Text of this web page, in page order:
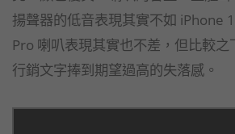
揚聲器的低音表現其實不如 iPhone
Pro 喇叭表現其實也不差，但比較
行銷文字捧到期望過高的失落感。